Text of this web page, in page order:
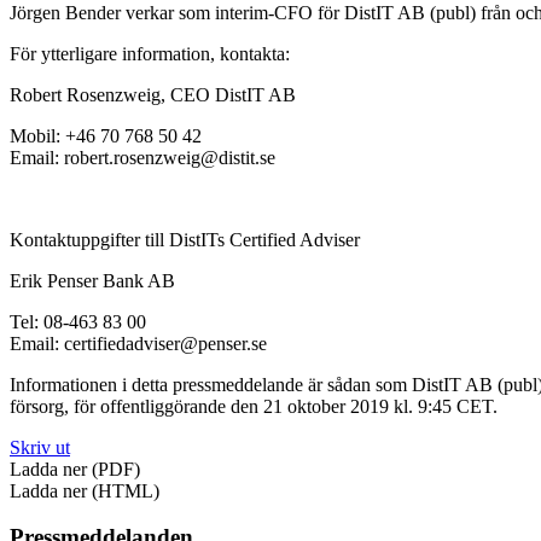
Jörgen Bender verkar som interim-CFO för DistIT AB (publ) från
För ytterligare information, kontakta:
Robert Rosenzweig, CEO DistIT AB
Mobil: +46 70 768 50 42
Email: robert.rosenzweig@distit.se
Kontaktuppgifter till DistITs Certified Adviser
Erik Penser Bank AB
Tel: 08-463 83 00
Email: certifiedadviser@penser.se
Informationen i detta pressmeddelande är sådan som DistIT AB
försorg, för offentliggörande den 21 oktober 2019 kl. 9:45 CET.
Skriv ut
Ladda ner (PDF)
Ladda ner (HTML)